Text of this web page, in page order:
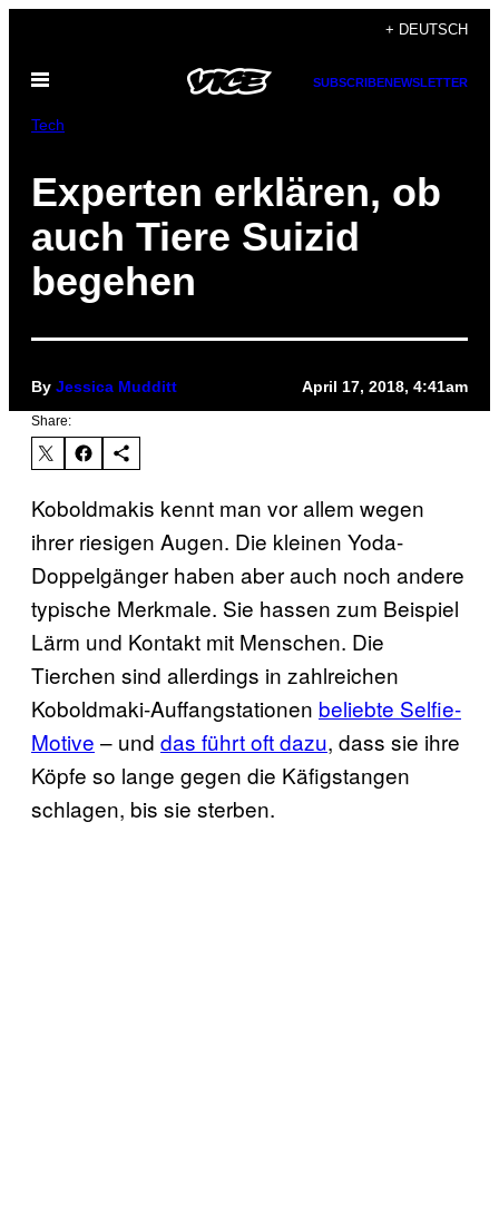
content
+ DEUTSCH
Open
SUBSCRIBENEWSLETTER
Tech
Experten erklären, ob
auch Tiere Suizid
begehen
By Jessica Mudditt April 17, 2018, 4:41am
Share:
Koboldmakis kennt man vor allem wegen
ihrer riesigen Augen. Die kleinen Yoda-
Doppelgänger haben aber auch noch andere
typische Merkmale. Sie hassen zum Beispiel
Lärm und Kontakt mit Menschen. Die
Tierchen sind allerdings in zahlreichen
Koboldmaki-Auffangstationen beliebte Selfie-
Motive – und das führt oft dazu, dass sie ihre
Köpfe so lange gegen die Käfigstangen
schlagen, bis sie sterben.